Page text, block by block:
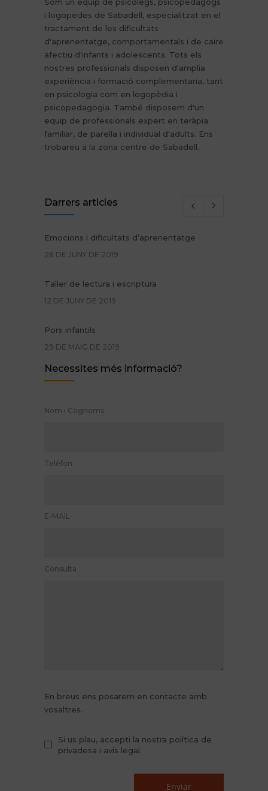
i logopedes de Sabadell, especialitzat en el
tractament de les dificultats
d'aprenentatge, comportamentals i de caire
afectiu d'infants i adolescents. Tots els
nostres professionals disposen d'amplia
experiència i formació complementaria, tant
en psicologia com en logopèdia i
psicopedagogia. També disposem d'un
equip de professionals expert en teràpia
familiar, de parella i individual d'adults. Ens
trobareu a la zona centre de Sabadell.
Darrers articles
Emocions i dificultats d’aprenentatge
28 DE JUNY DE 2019
Taller de lectura i escriptura
12 DE JUNY DE 2019
Pors infantils
29 DE MAIG DE 2019
Necessites més informació?
Nom i Cognoms
Telèfon
E-MAIL
Consulta
En breus ens posarem en contacte amb
vosaltres.
Si us plau, accepti la nostra política de
privadesa i avís legal.